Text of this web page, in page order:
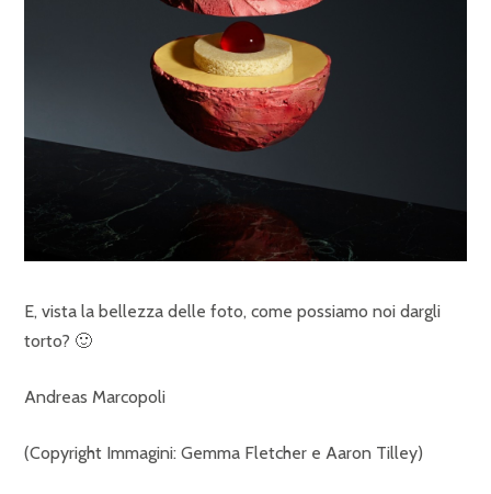
E, vista la bellezza delle foto, come possiamo noi dargli
torto? 🙂
Andreas Marcopoli
(Copyright Immagini: Gemma Fletcher e Aaron Tilley)